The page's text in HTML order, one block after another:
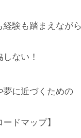
験も踏まえながら
ない！
夢に近づくための
ドマップ】